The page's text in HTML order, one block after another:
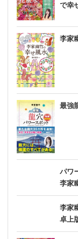
で幸
李家
最強
パワ
李家
李家
卓上